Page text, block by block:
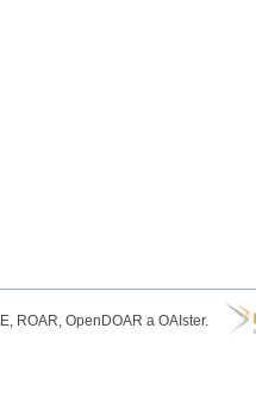
ROAR, OpenDOAR a OAIster.